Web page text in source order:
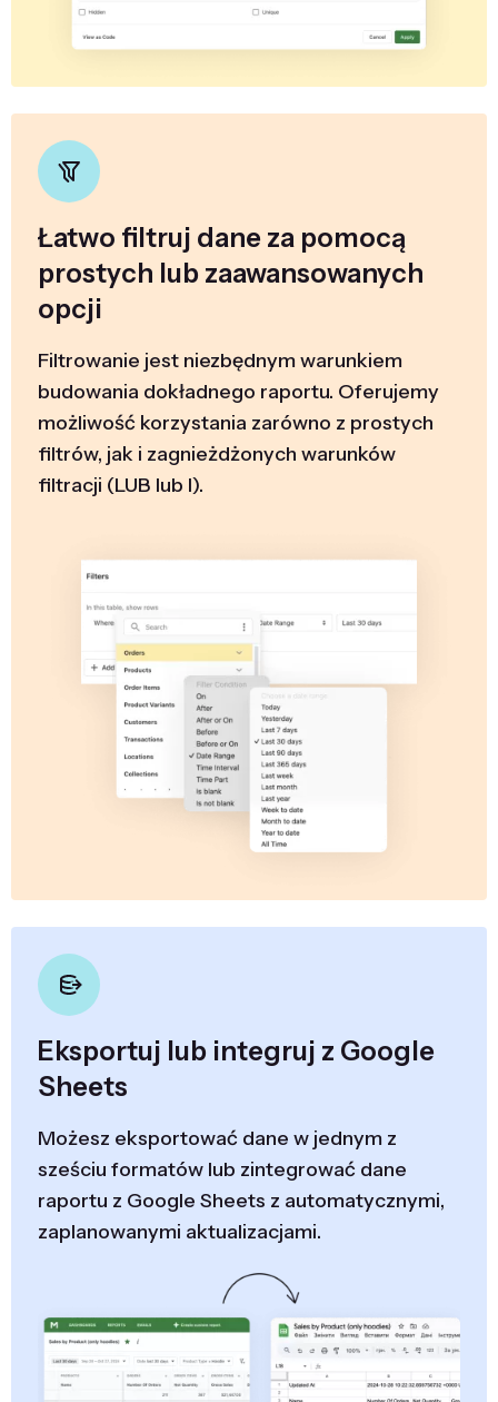
Łatwo filtruj dane za pomocą
prostych lub zaawansowanych
opcji
Filtrowanie jest niezbędnym warunkiem
budowania dokładnego raportu. Oferujemy
możliwość korzystania zarówno z prostych
filtrów, jak i zagnieżdżonych warunków
filtracji (LUB lub I).
Eksportuj lub integruj z Google
Sheets
Możesz eksportować dane w jednym z
sześciu formatów lub zintegrować dane
raportu z Google Sheets z automatycznymi,
zaplanowanymi aktualizacjami.